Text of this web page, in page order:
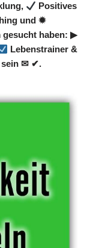
Positives
und ✹
gesucht haben: ▶︎
Lebenstrainer &
sein ✉ ✔.